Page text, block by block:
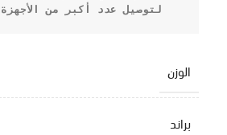
لتوصيل عدد أكبر من
الوزن
براند